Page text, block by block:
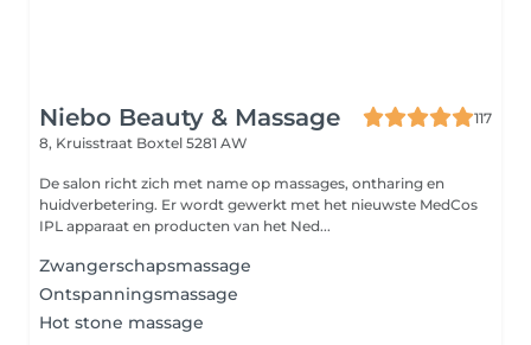
Niebo Beauty & Massage
117
8, Kruisstraat Boxtel 5281 AW
De salon richt zich met name op massages, ontharing en
huidverbetering. Er wordt gewerkt met het nieuwste MedCos
IPL apparaat en producten van het Ned...
Zwangerschapsmassage
Ontspanningsmassage
Hot stone massage